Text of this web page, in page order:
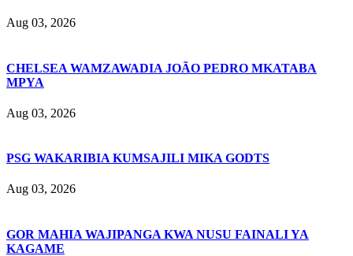
Aug 03, 2026
CHELSEA WAMZAWADIA JOÃO PEDRO MKATABA
MPYA
Aug 03, 2026
PSG WAKARIBIA KUMSAJILI MIKA GODTS
Aug 03, 2026
GOR MAHIA WAJIPANGA KWA NUSU FAINALI YA
KAGAME